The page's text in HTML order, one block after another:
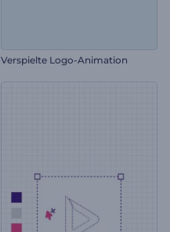
Verspielte Logo-Animation